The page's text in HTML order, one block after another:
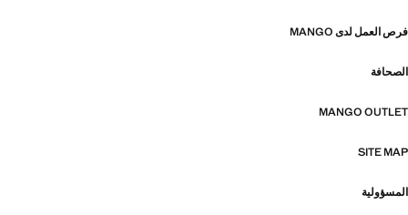
فرص العمل لدى MANGO
الصحافة
MANGO OUTLET
SITE MAP
المسؤولية